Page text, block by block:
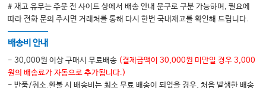
# 재고 유무는 주문 전 사이트 상에서 배송 안내 문구로 구분 가능하며, 필요에
따라 전화 문의 주시면 거래처를 통해 다시 한번 국내재고를 확인해 드립니다.
배송비 안내
- 30,000원 이상 구매시 무료배송 (결제금액이 30,000원 미만일 경우 3,000
원의 배송료가 자동으로 추가됩니다.)
- 반품/취소.환불 시 배송비는 최소 무료 배송이 되었을 경우, 처음 발생한 배송